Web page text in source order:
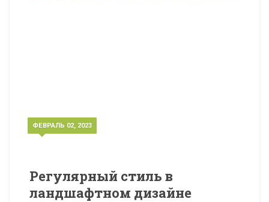
ФЕВРАЛЬ 02, 2023
Регулярный стиль в
ландшафтном дизайне